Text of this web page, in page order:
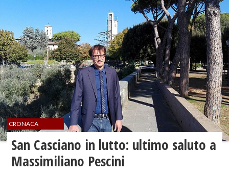
CRONACA
San Casciano in lutto: ultimo saluto a
Massimiliano Pescini